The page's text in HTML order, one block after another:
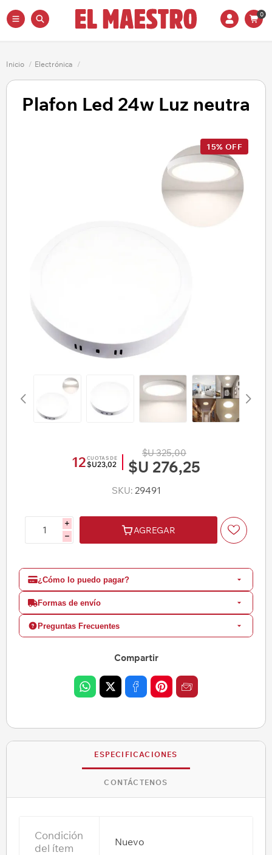
0
Inicio / Electrónica /
Plafon Led 24w Luz neutra
15% OFF
12 CUOTAS DE
$U23,02
$U 325,00
$U 276,25
SKU: 29491
i
h
AGREGAR
¿Cómo lo puedo pagar?
Formas de envío
Preguntas Frecuentes
Compartir
ESPECIFICACIONES
CONTÁCTENOS
Condición
del ítem
Nuevo